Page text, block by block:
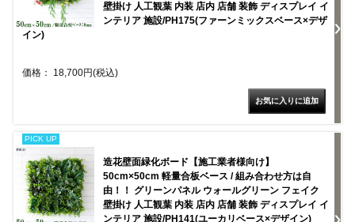
壁掛け 人工観葉 内装 店内 店舗 装飾 ディスプレイ イ
ンテリア 施設/PH175(ファーンミックスベース×デザ
イン)
価格： 18,700円(税込)
PICK UP
造花壁面緑化ボード【施工業者様向け】
50cm×50cm 軽量合板ベース / 組み合わせ方は自
由！！ グリーンパネル ウォールグリーン フェイク
壁掛け 人工観葉 内装 店内 店舗 装飾 ディスプレイ イ
ンテリア 施設/PH141(ユーカリベース×デザイン)